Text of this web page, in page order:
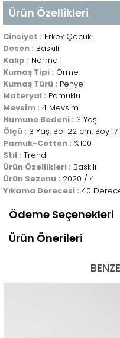
Ürün Özellikleri
Cinsiyet : Erkek Çocuk
Desen : Baskılı
Kalıp : Normal
Kumaş Tipi : Örme
Kumaş Türü : Penye
Materyal : Pamuklu
Mevsim : 4 Mevsim
Numune Bedeni : 3 Yaş
Ölçü : 3 Yaş, Bel 22 cm, Boy
Pamuk-Cotton : %100
Stil : Trend
Ürün Özellikleri : Baskılı
Ürün Sezonu : 2020 / 4
Yıkama Derecesi : 40
Ödeme Seçenekleri
Ürün Önerileri